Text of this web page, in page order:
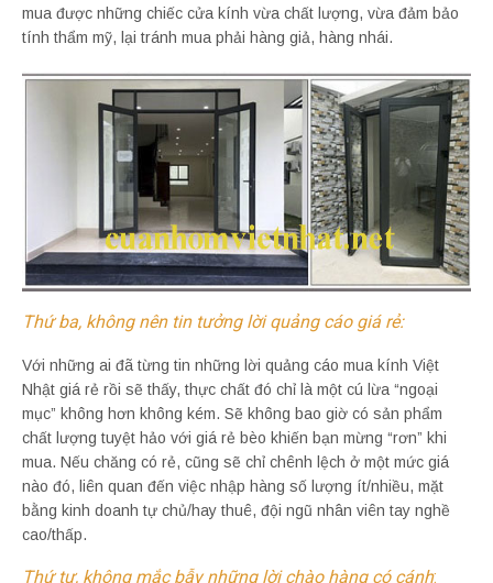
mua được những chiếc cửa kính vừa chất lượng, vừa đảm bảo
tính thẩm mỹ, lại tránh mua phải hàng giả, hàng nhái.
Thứ ba, không nên tin tưởng lời quảng cáo giá rẻ:
Với những ai đã từng tin những lời quảng cáo mua kính Việt
Nhật giá rẻ rồi sẽ thấy, thực chất đó chỉ là một cú lừa “ngoại
mục” không hơn không kém. Sẽ không bao giờ có sản phẩm
chất lượng tuyệt hảo với giá rẻ bèo khiến bạn mừng “rơn” khi
mua. Nếu chăng có rẻ, cũng sẽ chỉ chênh lệch ở một mức giá
nào đó, liên quan đến việc nhập hàng số lượng ít/nhiều, mặt
bằng kinh doanh tự chủ/hay thuê, đội ngũ nhân viên tay nghề
cao/thấp.
Thứ tư, không mắc bẫy những lời chào hàng có cánh: